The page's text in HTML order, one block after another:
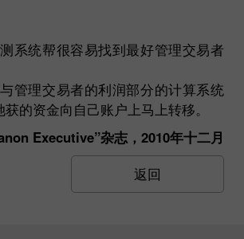
系统帮很容易找到最好管理交易者
管理交易者的利润部分的计算系统
的资金向自己账户上马上转移。
Executive”杂志，2010年十二月
返回